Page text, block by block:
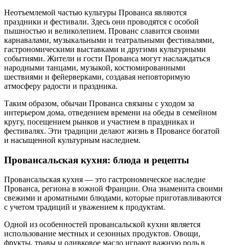
Неотъемлемой частью культуры Прованса являются
праздники и фестивали. Здесь они проводятся с особой
пышностью и великолепием. Прованс славится своими
карнавалами, музыкальными и театральными фестивалями,
гастрономическими выставками и другими культурными
событиями. Жители и гости Прованса могут наслаждаться
народными танцами, музыкой, костюмированными
шествиями и фейерверками, создавая неповторимую
атмосферу радости и праздника.
Таким образом, обычаи Прованса связаны с уходом за
интерьером дома, отведением времени на обеды в семейном
кругу, посещением рынков и участием в праздниках и
фестивалях. Эти традиции делают жизнь в Провансе богатой
и насыщенной культурным наследием.
Провансальская кухня: блюда и рецепты
Провансальская кухня — это гастрономическое наследие
Прованса, региона в южной Франции. Она знаменита своими
свежими и ароматными блюдами, которые приготавливаются
с учетом традиций и уважением к продуктам.
Одной из особенностей провансальской кухни является
использование местных и сезонных продуктов. Овощи,
фрукты, травы и оливковое масло играют важную роль в